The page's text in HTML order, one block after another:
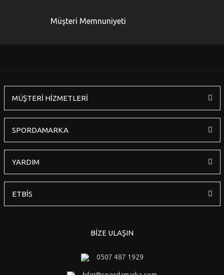
Gönder
Müşteri Memnuniyeti
MÜŞTERİ HİZMETLERİ
SPORDAMARKA
YARDIM
ETBİS
BİZE ULAŞIN
0507 487 1929